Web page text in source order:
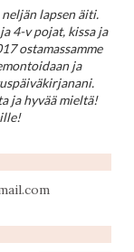
lapsen äiti.
4-v pojat, kissa ja
ostamassamme
ja
ja hyvää mieltä!